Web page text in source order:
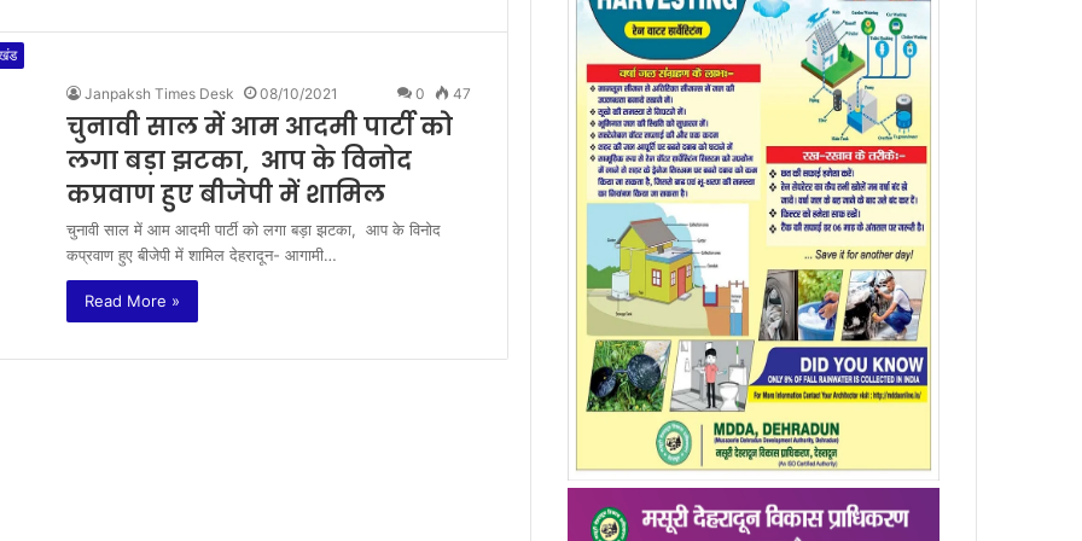
Janpaksh Times Desk 08/10/2021 0 47
चुनावी साल में आम आदमी पार्टी को
लगा बड़ा झटका, आप के विनोद
कप्रवाण हुए बीजेपी में शामिल
चुनावी साल में आम आदमी पार्टी को लगा बड़ा झटका, आप के विनोद
कप्रवाण हुए बीजेपी में शामिल देहरादून- आगामी…
Read More »